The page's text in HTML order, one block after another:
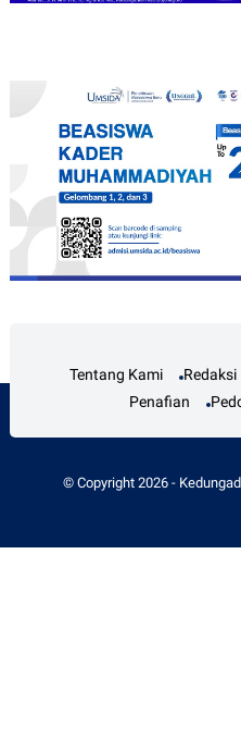
Tentang Kami Redaksi
Penafian
© Copyright 2026-